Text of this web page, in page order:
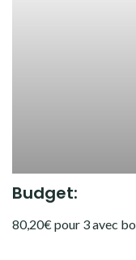
Budget:
80,20€ pour 3 avec